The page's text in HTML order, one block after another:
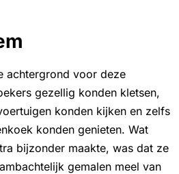
achtergrond voor deze
gezellig konden kletsen,
konden kijken en zelfs
konden genieten. Wat
bijzonder maakte, was dat ze
gemalen meel van